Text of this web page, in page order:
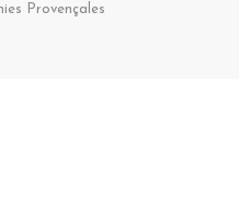
Provençales